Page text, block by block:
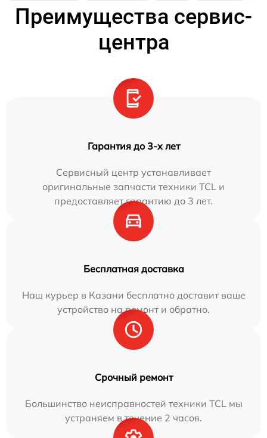
Преимущества сервис-
центра
Гарантия до 3-х лет
Сервисный центр устанавливает
оригинальные запчасти техники TCL и
предоставляет гарантию до 3 лет.
Бесплатная доставка
Наш курьер в Казани бесплатно доставит ваше
устройство на ремонт и обратно.
Срочный ремонт
Большинство неисправностей техники TCL мы
устраняем в течение 2 часов.